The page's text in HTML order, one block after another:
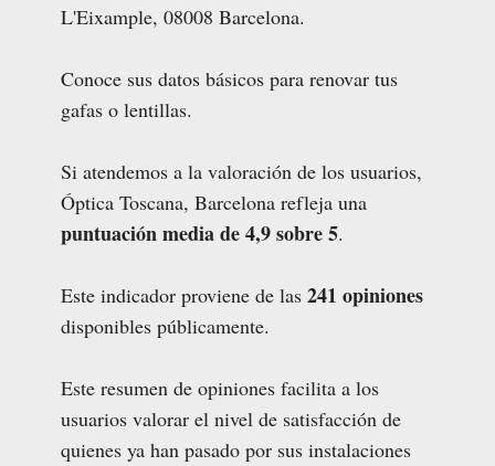
L'Eixample, 08008 Barcelona.
Conoce sus datos básicos para renovar tus
gafas o lentillas.
Si atendemos a la valoración de los usuarios,
Óptica Toscana, Barcelona refleja una
puntuación media de 4,9 sobre 5.
Este indicador proviene de las 241 opiniones
disponibles públicamente.
Este resumen de opiniones facilita a los
usuarios valorar el nivel de satisfacción de
quienes ya han pasado por sus instalaciones